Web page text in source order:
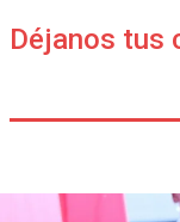
Déjanos tus